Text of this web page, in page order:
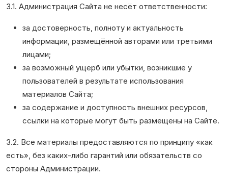
3.1. Администрация Сайта не несёт ответственности:
за достоверность, полноту и актуальность
информации, размещённой авторами или третьими
лицами;
за возможный ущерб или убытки, возникшие у
пользователей в результате использования
материалов Сайта;
за содержание и доступность внешних ресурсов,
ссылки на которые могут быть размещены на Сайте.
3.2. Все материалы предоставляются по принципу «как
есть», без каких-либо гарантий или обязательств со
стороны Администрации.